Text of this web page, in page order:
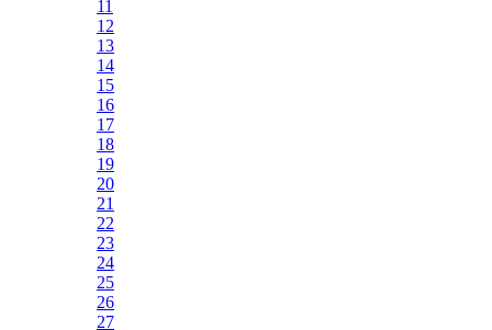
11
12
13
14
15
16
17
18
19
20
21
22
23
24
25
26
27